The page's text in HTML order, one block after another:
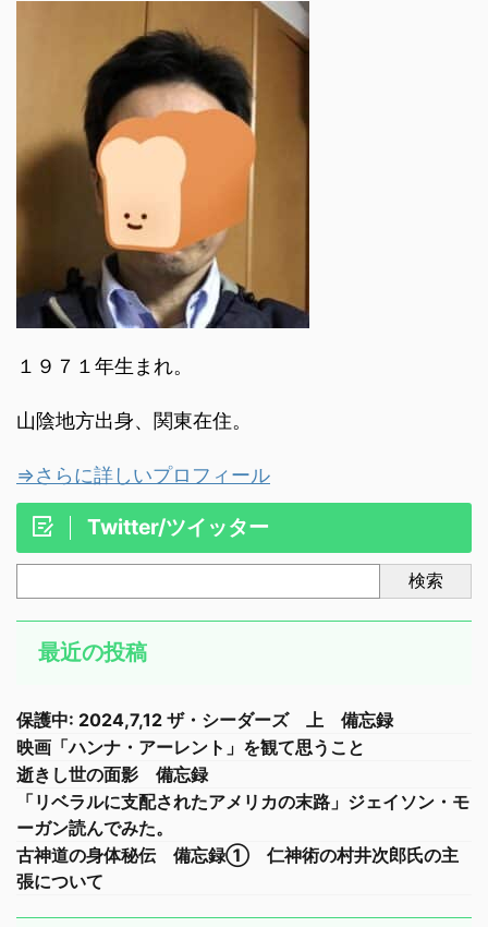
１９７１年生まれ。
山陰地方出身、関東在住。
⇒さらに詳しいプロフィール
Twitter/ツイッター
検索
最近の投稿
保護中: 2024,7,12 ザ・シーダーズ 上 備忘録
映画「ハンナ・アーレント」を観て思うこと
逝きし世の面影 備忘録
「リベラルに支配されたアメリカの末路」ジェイソン・モ
ーガン読んでみた。
古神道の身体秘伝 備忘録① 仁神術の村井次郎氏の主
張について